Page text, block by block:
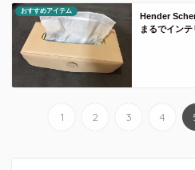
おすすめアイテム
Hender
まるでインテ
1 2 3 4